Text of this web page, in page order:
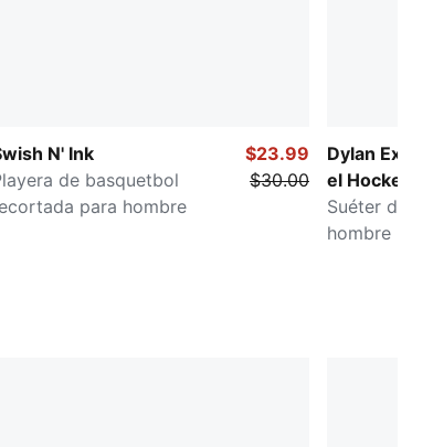
N' Ink
de basquetbol
para hombre
$23.99
$30.00
Dylan
el Hockey
Suéter de
hombre